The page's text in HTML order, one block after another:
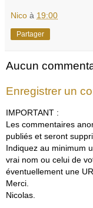
Nico à 19:00
Partager
Aucun
Enregistrer un
IMPORTANT :
Les commentaires
publiés et seront
Indiquez au minimum
vrai nom ou celui de
éventuellement une
Merci.
Nicolas.